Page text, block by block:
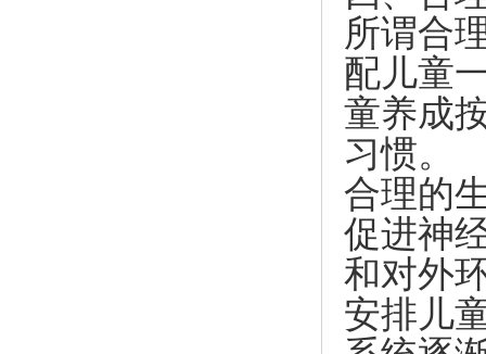
所谓合
配儿童
童养成
习惯。
合理的
促进神
和对外
安排儿